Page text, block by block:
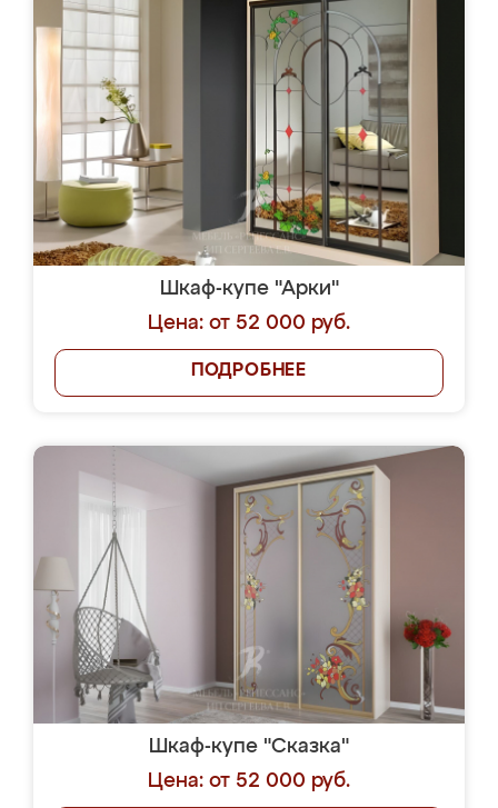
Шкаф-купе "Арки"
Цена: от 52 000 руб.
ПОДРОБНЕЕ
Шкаф-купе "Сказка"
Цена: от 52 000 руб.